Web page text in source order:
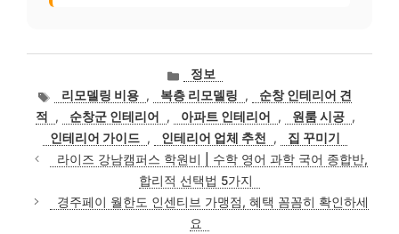
카
테
고
리
정보
태리모델링 비용 , 복층 리모델링 ,
순창 인테리어 견
적
, 순창군 인테리어 , 아파트 인테리어 , 원룸 시공 ,
인테리어 가이드 , 인테리어 업체 추천 ,
집 꾸미기
라이즈 강남캠퍼스 학원비 | 수학 영어 과학 국어 종합반,
합리적 선택법 5가지
경주페이 월한도 인센티브 가맹점, 혜택 꼼꼼히 확인하세
요